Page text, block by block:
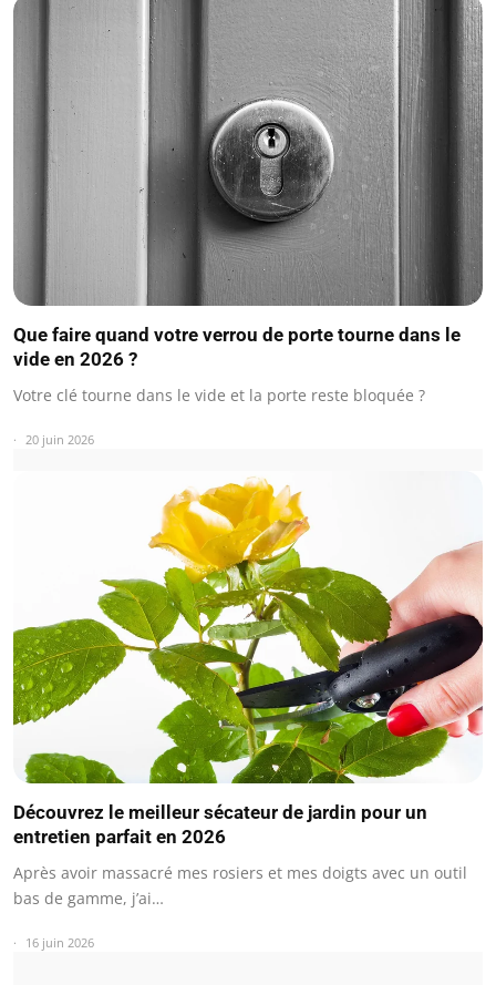
Que faire quand votre verrou de porte tourne dans le
vide en 2026 ?
Votre clé tourne dans le vide et la porte reste bloquée ?
20 juin 2026
Découvrez le meilleur sécateur de jardin pour un
entretien parfait en 2026
Après avoir massacré mes rosiers et mes doigts avec un outil
bas de gamme, j’ai…
16 juin 2026